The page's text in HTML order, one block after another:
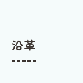
沿革